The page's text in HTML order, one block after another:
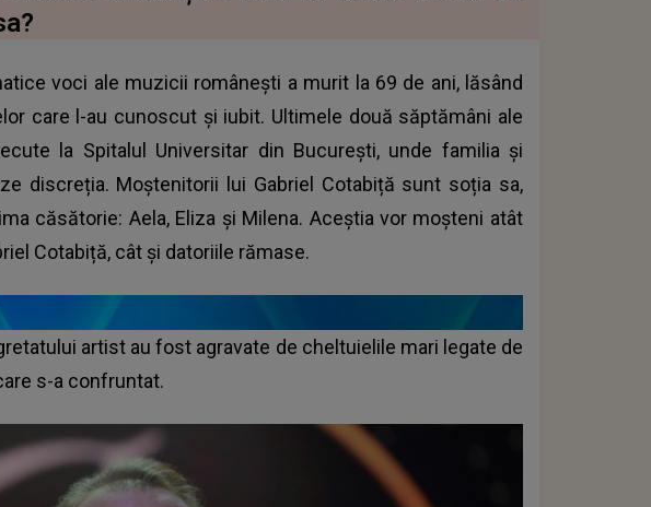
voci ale muzicii românești a murit la 69 de ani, lăsând
care l-au cunoscut și iubit. Ultimele două săptămâni ale
la Spitalul Universitar din București, unde familia și
discreția. Moștenitorii lui Gabriel Cotabiță sunt soția sa,
căsătorie: Aela, Eliza și Milena. Aceștia vor moșteni atât
Cotabiță, cât și datoriile rămase.
artist au fost agravate de cheltuielile mari legate de
s-a confruntat.